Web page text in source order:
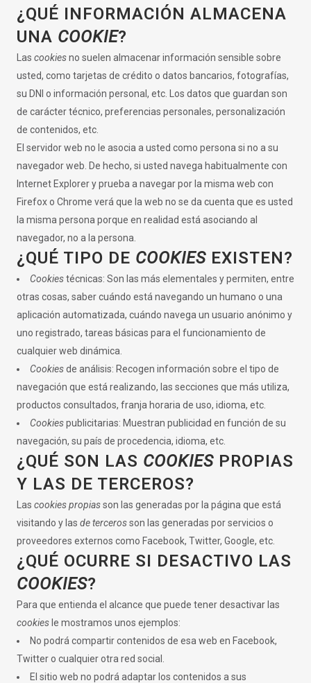
¿QUÉ INFORMACIÓN ALMACENA
UNA COOKIE?
Las cookiesno suelen almacenar información sensible sobre
usted, como tarjetas de crédito o datos bancarios, fotografías,
su DNI o información personal, etc. Los datos que guardan son
de carácter técnico, preferencias personales, personalización
de contenidos, etc.
El servidor web no le asocia a usted como persona si no a su
navegador web. De hecho, si usted navega habitualmente con
Internet Explorer y prueba a navegar por la misma web con
Firefox o Chrome verá que la web no se da cuenta que es usted
la misma persona porque en realidad está asociando al
navegador, no a la persona.
¿QUÉ TIPO DE COOKIES EXISTEN?
Cookiestécnicas: Son las más elementales y permiten, entre
otras cosas, saber cuándo está navegando un humano o una
aplicación automatizada, cuándo navega un usuario anónimo y
uno registrado, tareas básicas para el funcionamiento de
cualquier web dinámica.
Cookiesde análisis: Recogen información sobre el tipo de
navegación que está realizando, las secciones que más utiliza,
productos consultados, franja horaria de uso, idioma, etc.
Cookiespublicitarias: Muestran publicidad en función de su
navegación, su país de procedencia, idioma, etc.
¿QUÉ SON LAS COOKIES PROPIAS
Y LAS DE TERCEROS?
Las cookies propiasson las generadas por la página que está
visitando y las de tercerosson las generadas por servicios o
proveedores externos como Facebook, Twitter, Google, etc.
¿QUÉ OCURRE SI DESACTIVO LAS
COOKIES?
Para que entienda el alcance que puede tener desactivar las
cookies le mostramos unos ejemplos:
No podrá compartir contenidos de esa web en Facebook,
Twitter o cualquier otra red social.
El sitio web no podrá adaptar los contenidos a sus